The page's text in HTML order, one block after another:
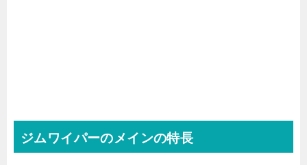
ジムワイパーのメインの特長